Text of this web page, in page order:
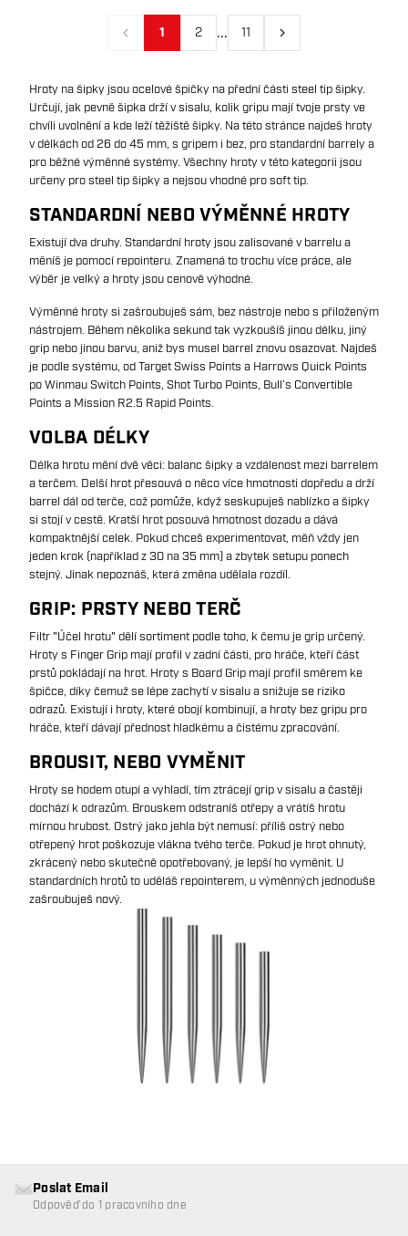
Předchozí
1 2 ... 11 Další
Hroty na šipky jsou ocelové špičky na přední části steel tip šipky.
Určují, jak pevně šipka drží v sisalu, kolik gripu mají tvoje prsty ve
chvíli uvolnění a kde leží těžiště šipky. Na této stránce najdeš hroty
v délkách od 26 do 45 mm, s gripem i bez, pro standardní barrely a
pro běžné výměnné systémy. Všechny hroty v této kategorii jsou
určeny pro steel tip šipky a nejsou vhodné pro soft tip.
STANDARDNÍ NEBO VÝMĚNNÉ HROTY
Existují dva druhy. Standardní hroty jsou zalisované v barrelu a
měníš je pomocí repointeru. Znamená to trochu více práce, ale
výběr je velký a hroty jsou cenově výhodné.
Výměnné hroty si zašroubuješ sám, bez nástroje nebo s přiloženým
nástrojem. Během několika sekund tak vyzkoušíš jinou délku, jiný
grip nebo jinou barvu, aniž bys musel barrel znovu osazovat. Najdeš
je podle systému, od Target Swiss Points a Harrows Quick Points
po Winmau Switch Points, Shot Turbo Points, Bull’s Convertible
Points a Mission R2.5 Rapid Points.
VOLBA DÉLKY
Délka hrotu mění dvě věci: balanc šipky a vzdálenost mezi barrelem
a terčem. Delší hrot přesouvá o něco více hmotnosti dopředu a drží
barrel dál od terče, což pomůže, když seskupuješ nablízko a šipky
si stojí v cestě. Kratší hrot posouvá hmotnost dozadu a dává
kompaktnější celek. Pokud chceš experimentovat, měň vždy jen
jeden krok (například z 30 na 35 mm) a zbytek setupu ponech
stejný. Jinak nepoznáš, která změna udělala rozdíl.
GRIP: PRSTY NEBO TERČ
Filtr "Účel hrotu" dělí sortiment podle toho, k čemu je grip určený.
Hroty s Finger Grip mají profil v zadní části, pro hráče, kteří část
prstů pokládají na hrot. Hroty s Board Grip mají profil směrem ke
špičce, díky čemuž se lépe zachytí v sisalu a snižuje se riziko
odrazů. Existují i hroty, které obojí kombinují, a hroty bez gripu pro
hráče, kteří dávají přednost hladkému a čistému zpracování.
BROUSIT, NEBO VYMĚNIT
Hroty se hodem otupí a vyhladí, tím ztrácejí grip v sisalu a častěji
dochází k odrazům. Brouskem odstraníš otřepy a vrátíš hrotu
mírnou hrubost. Ostrý jako jehla být nemusí: příliš ostrý nebo
otřepený hrot poškozuje vlákna tvého terče. Pokud je hrot ohnutý,
zkrácený nebo skutečně opotřebovaný, je lepší ho vyměnit. U
standardních hrotů to uděláš repointerem, u výměnných jednoduše
zašroubuješ nový.
Poslat Email
Odpověď do 1 pracovního dne